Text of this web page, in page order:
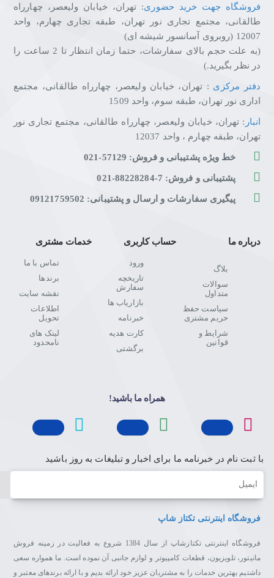
فروشگاه جهت خرید حضوری: تهران، خیابان ولیعصر، چهارراه
طالقانی، مجتمع تجاری نور تهران، طبقه تجاری چهارم، واحد
12007 (روبروی آسانسور شیشه ای)
(به علت حجم بالای سفارشات، حتما زمان انتظار تا 2 ساعت را
در نظر بگیرید.)
دفتر مرکزی : تهران، خیابان ولیعصر، چهارراه طالقانی، مجتمع
اداری نور تهران، طبقه سوم، واحد 1509
انبار : تهران، خیابان ولیعصر، چهارراه طالقانی، مجتمع تجاری نور
تهران، طبقه چهارم ، واحد 12037
خط ویژه پشتیبانی و فروش: 57129-021
پشتیبانی و فروش: 7-88228284-021
پیگیری سفارشات و ارسال و پشتیبانی: 09121759502
درباره ما
بلاگ
سوالات
متداول
سیاست حفظ
حریم مشتری
شرایط و
قوانین
حساب کاربری
ورود
تاریخچه
سفارش
بازاریاب ها
خبرنامه
کارت هدیه
برگشتی
خدمات مشتری
تماس با ما
برندها
نقشه سایت
اطلاعات
تحویل
لینک های
نامحدود
همراه ما باشید!
با ثبت نام در خبرنامه ما برای اخبار و تبلیغات به روز باشید
ایمیل
فروشگاه اینترنتی تکتاز شاپ
فروشگاه اینترنتی تکتازشاپ از سال 1384 شروع به فعالیت در زمینه فروش
مانیتور، تلویزیون، قطعات کامپیوتر و لوازم جانبی آن نموده است. ما همواره سعی
داشتیم بهترین خدمات را به مشتریان عزیز خود ارائه بدیم و با ارائه برندهای معتبر و